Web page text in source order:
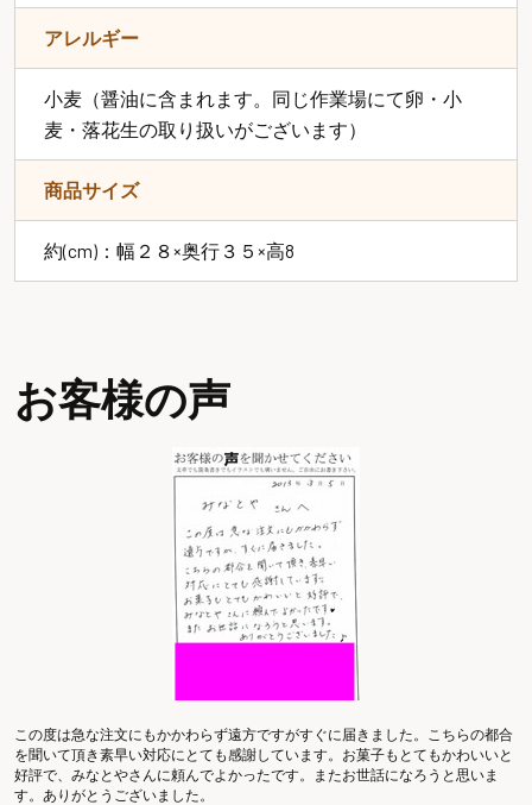
アレルギー
小麦（醤油に含まれます。同じ作業場にて卵・小
麦・落花生の取り扱いがございます）
商品サイズ
約(cm)：幅２８×奥行３５×高8
お客様の声
この度は急な注文にもかかわらず遠方ですがすぐに届きました。こちらの都合
を聞いて頂き素早い対応にとても感謝しています。お菓子もとてもかわいいと
好評で、みなとやさんに頼んでよかったです。またお世話になろうと思いま
す。ありがとうございました。